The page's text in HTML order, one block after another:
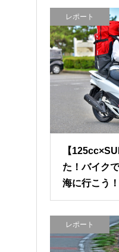
レポート
【
た！バイク
海に行こう
レポート